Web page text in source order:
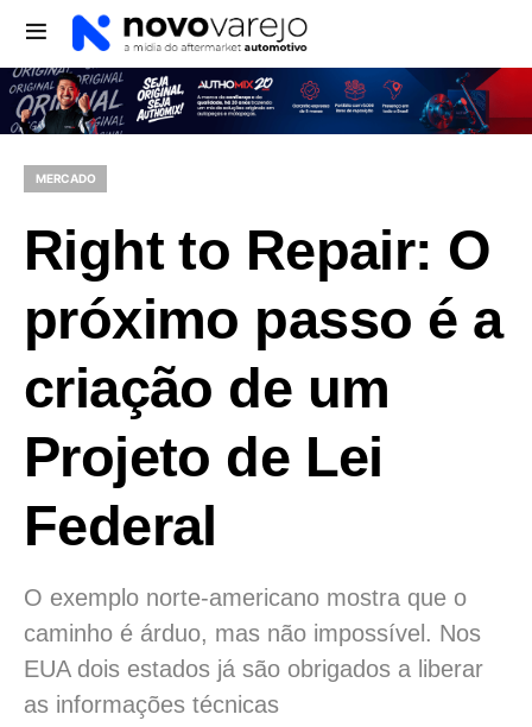
MERCADO
Right to Repair: O
próximo passo é a
criação de um
Projeto de Lei
Federal
O exemplo norte-americano mostra que o
caminho é árduo, mas não impossível. Nos
EUA dois estados já são obrigados a liberar
as informações técnicas